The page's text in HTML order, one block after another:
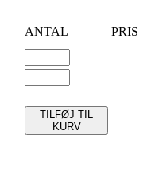
ANTAL PRIS
TILFØJ TIL
KURV